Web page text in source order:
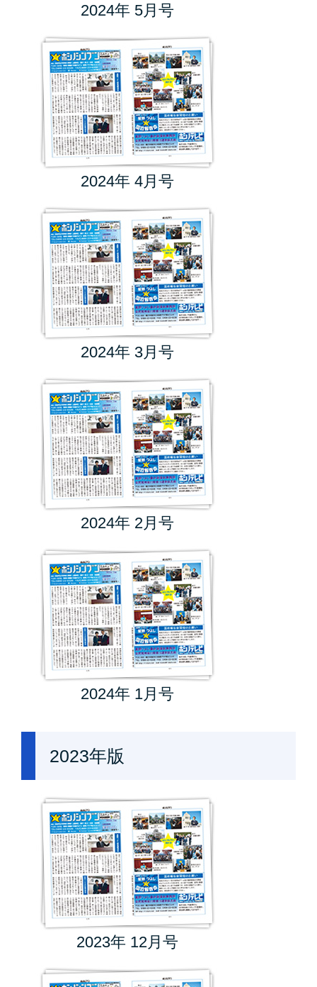
2024年 5月号
2024年 4月号
2024年 3月号
2024年 2月号
2024年 1月号
2023年版
2023年 12月号